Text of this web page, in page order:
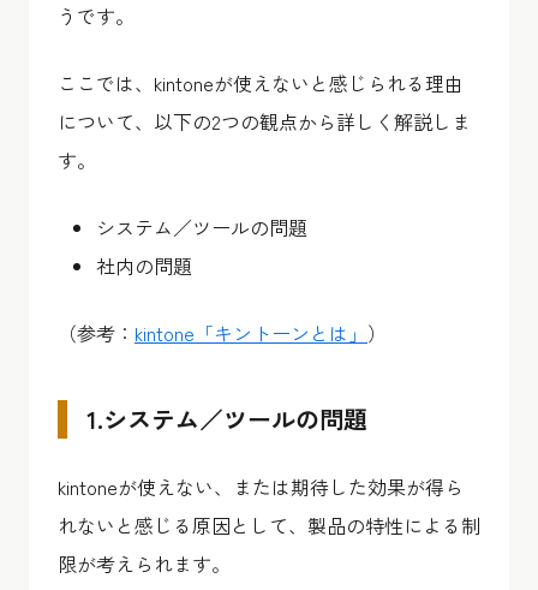
うです。
ここでは、kintoneが使えないと感じられる理由
について、以下の2つの観点から詳しく解説しま
す。
システム／ツールの問題
社内の問題
（参考： kintone「キントーンとは」 ）
1.システム／ツールの問題
kintoneが使えない、または期待した効果が得ら
れないと感じる原因として、製品の特性による制
限が考えられます。